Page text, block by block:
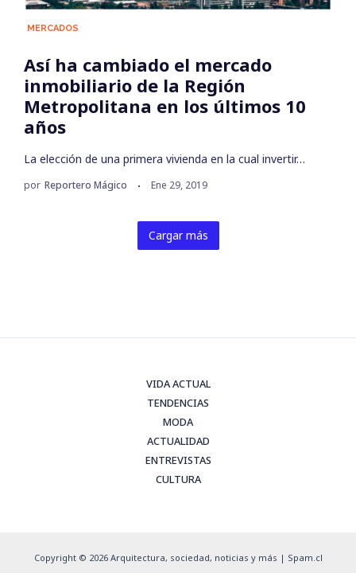
MERCADOS
Así ha cambiado el mercado
inmobiliario de la Región
Metropolitana en los últimos 10
años
La elección de una primera vivienda en la cual invertir…
por Reportero Mágico Ene 29, 2019
Cargar más
VIDA ACTUAL
TENDENCIAS
MODA
ACTUALIDAD
ENTREVISTAS
CULTURA
Copyright © 2026 Arquitectura, sociedad, noticias y más | Spam.cl